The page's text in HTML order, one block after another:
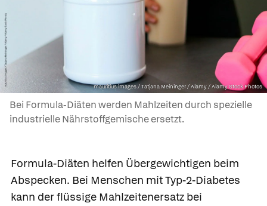
mauritius images / Tatjana Meininger / Alamy / Alamy Stock Photos
Bei Formula-Diäten werden Mahlzeiten durch spezielle
industrielle Nährstoffgemische ersetzt.
Formula-Diäten helfen Übergewichtigen beim
Abspecken. Bei Menschen mit Typ-2-Diabetes
kann der flüssige Mahlzeitenersatz bei